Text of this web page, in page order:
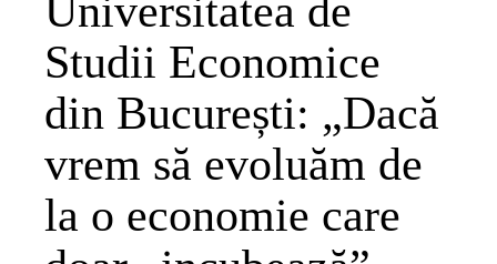
Universitatea de
Studii Economice
din București: „Dacă
vrem să evoluăm de
la o economie care